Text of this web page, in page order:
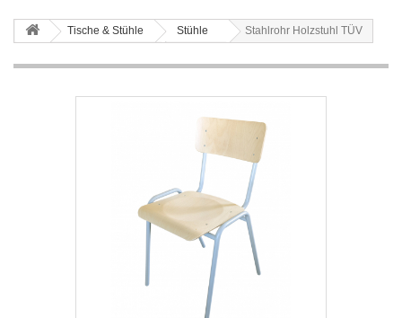
Tische & Stühle Stühle Stahlrohr Holzstuhl TÜV